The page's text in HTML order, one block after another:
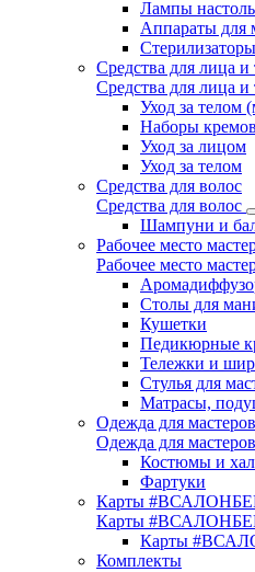
Лампы
Аппараты для
Стерилизаторы
Средства для лица и
Средства для лица и
Уход за телом
Наборы кремов
Уход за лицом
Уход за телом
Средства для волос
Средства для волос
Шампуни и
Рабочее место
Рабочее место
Столы для
Кушетки
Педикюрные
Тележки и
Стулья для
Матрасы,
Одежда для мастеров
Одежда для мастеров
Костюмы и
Фартуки
Карты
Карты
Карты
Комплекты